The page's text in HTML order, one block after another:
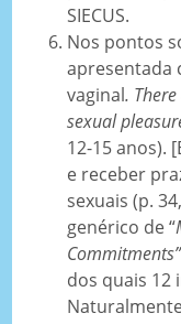
SIECUS.
Nos pontos
apresentada
vaginal.
sexual
12-15 anos).
e receber
sexuais (p.
genérico de “
dos quais 12